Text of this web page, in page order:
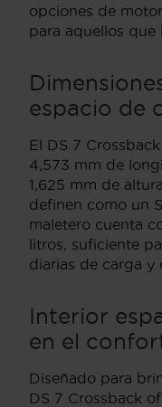
opciones de
para aquellos que
espacio de
El DS 7
4,573 mm de
1,625 mm de
definen como un
maletero cuenta
litros, suficiente
diarias de carga y
Interior
en el
Diseñado para
DS 7 Crossback